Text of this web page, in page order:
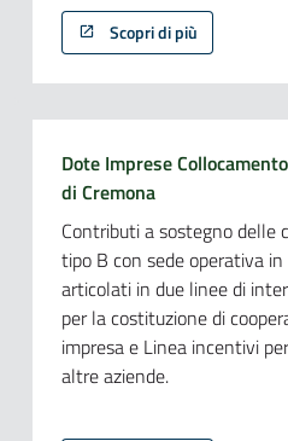
Scopri di più
Dote Imprese
di Cremona
Contributi a sostegno delle
tipo B con sede operativa
articolati in due linee di
per la costituzione di
impresa e Linea incentivi
altre aziende.